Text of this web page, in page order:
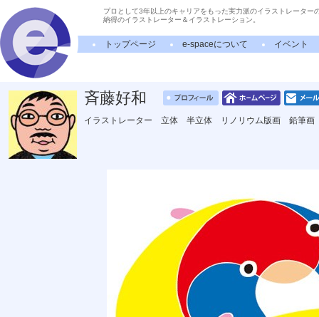
プロとして3年以上のキャリアをもった実力派のイラストレーター
納得のイラストレーター＆イラストレーション。
トップページ e-spaceについて イベント
斉藤好和
イラストレーター 立体 半立体 リノリウム版画 鉛筆画